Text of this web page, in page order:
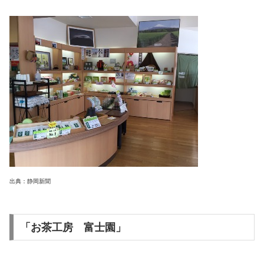
出典：静岡新聞
「お茶工房 富士園」